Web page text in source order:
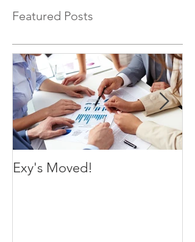
Featured Posts
Exy's Moved!